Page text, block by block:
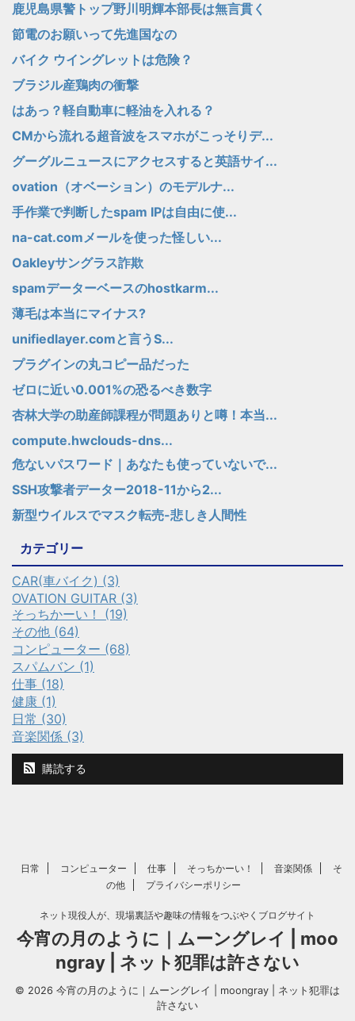
鹿児島県警トップ野川明輝本部長は無言貫く
節電のお願いって先進国なの
バイク ウイングレットは危険？
ブラジル産鶏肉の衝撃
はあっ？軽自動車に軽油を入れる？
CMから流れる超音波をスマホがこっそりデ...
グーグルニュースにアクセスすると英語サイ...
ovation（オベーション）のモデルナ...
手作業で判断したspam IPは自由に使...
na-cat.comメールを使った怪しい...
Oakleyサングラス詐欺
spamデーターベースのhostkarm...
薄毛は本当にマイナス?
unifiedlayer.comと言うS...
プラグインの丸コピー品だった
ゼロに近い0.001%の恐るべき数字
杏林大学の助産師課程が問題ありと噂！本当...
compute.hwclouds-dns...
危ないパスワード｜あなたも使っていないで...
SSH攻撃者データー2018-11から2...
新型ウイルスでマスク転売-悲しき人間性
カテゴリー
CAR(車バイク) (3)
OVATION GUITAR (3)
そっちかーい！ (19)
その他 (64)
コンピューター (68)
スパムバン (1)
仕事 (18)
健康 (1)
日常 (30)
音楽関係 (3)
購読する
日常 コンピューター 仕事 そっちかーい！ 音楽関係
そ
の他
プライバシーポリシー
ネット現役人が、現場裏話や趣味の情報をつぶやくブログサイト
今宵の月のように｜ムーングレイ | moo
ngray | ネット犯罪は許さない
© 2026 今宵の月のように｜ムーングレイ | moongray | ネット犯罪は
許さない